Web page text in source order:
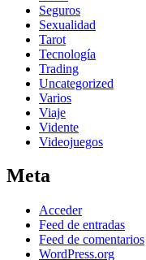
Seguros
Sexualidad
Tarot
Tecnología
Trading
Uncategorized
Varios
Viaje
Vidente
Videojuegos
Meta
Acceder
Feed de entradas
Feed de comentarios
WordPress.org